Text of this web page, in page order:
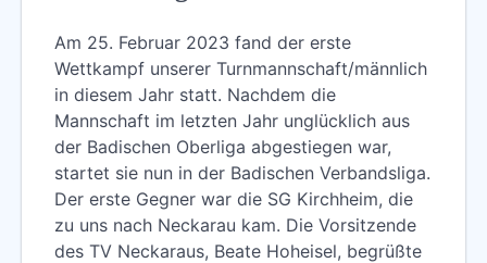
Am 25. Februar 2023 fand der erste
Wettkampf unserer Turnmannschaft/männlich
in diesem Jahr statt. Nachdem die
Mannschaft im letzten Jahr unglücklich aus
der Badischen Oberliga abgestiegen war,
startet sie nun in der Badischen Verbandsliga.
Der erste Gegner war die SG Kirchheim, die
zu uns nach Neckarau kam. Die Vorsitzende
des TV Neckaraus, Beate Hoheisel, begrüßte